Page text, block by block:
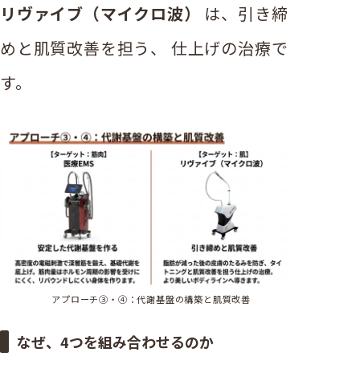
リヴァイブ（マイクロ波）
は、引き締
めと肌質改善を担う、 仕上げの治療で
す。
アプローチ③・④：代謝基盤の構築と肌質改善
なぜ、4つを組み合わせるのか